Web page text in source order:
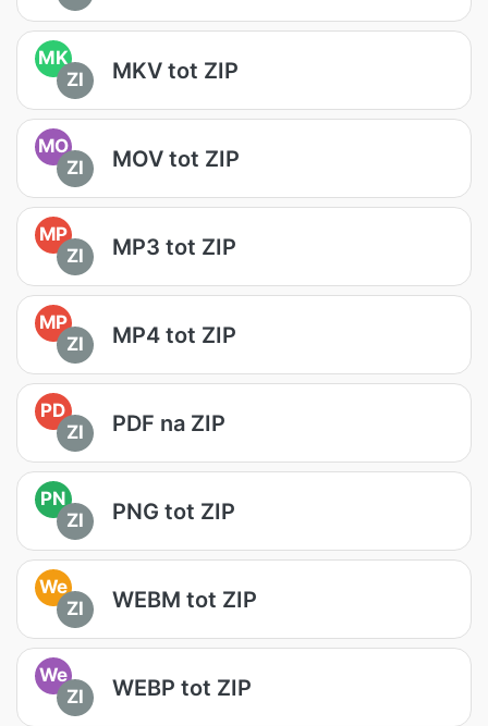
MK
ZI
MKV tot ZIP
MO
ZI
MOV tot ZIP
MP
ZI
MP3 tot ZIP
MP
ZI
MP4 tot ZIP
PD
ZI
PDF na ZIP
PN
ZI
PNG tot ZIP
We
ZI
WEBM tot ZIP
We
ZI
WEBP tot ZIP